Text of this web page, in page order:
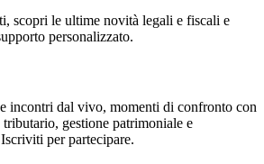
scopri le ultime novità legali e fiscali e
personalizzato.
incontri dal vivo, momenti di confronto con
gestione patrimoniale e
per partecipare.